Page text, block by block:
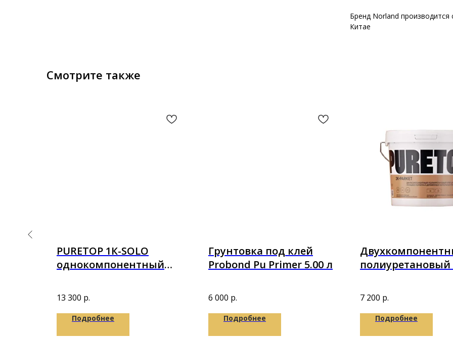
Бренд Norland производится
Китае
Смотрите также
PURETOP 1К-SOLO
однокомпонентный
14кг
13 300 р.
Подробнее
Грунтовка под клей
Probond Pu Primer 5.00 л
6 000 р.
Подробнее
полиуретановый
10,1кг
7 200 р.
Подробнее